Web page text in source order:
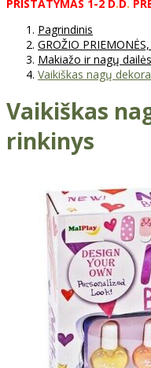
PRISTATYMAS 1-2 D. D.
Pagrindinis
GROŽIO
Makiažo ir nagų
Vaikiškas nagų
Vaikiškas
rinkinys